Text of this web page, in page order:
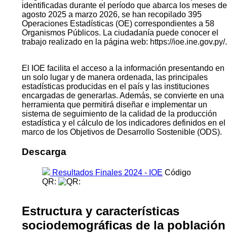
identificadas durante el período que abarca los meses de
agosto 2025 a marzo 2026, se han recopilado 395
Operaciones Estadísticas (OE) correspondientes a 58
Organismos Públicos. La ciudadanía puede conocer el
trabajo realizado en la página web: https://ioe.ine.gov.py/.
El IOE facilita el acceso a la información presentando en
un solo lugar y de manera ordenada, las principales
estadísticas producidas en el país y las instituciones
encargadas de generarlas. Además, se convierte en una
herramienta que permitirá diseñar e implementar un
sistema de seguimiento de la calidad de la producción
estadística y el cálculo de los indicadores definidos en el
marco de los Objetivos de Desarrollo Sostenible (ODS).
Descarga
Resultados Finales 2024 - IOE Código
QR:
Estructura y características
sociodemográficas de la población